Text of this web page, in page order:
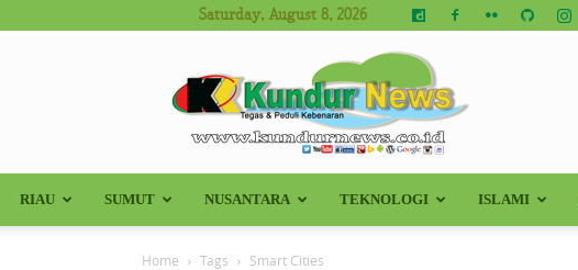
Saturday, August 8, 2026
Kundur
RIAU SUMUT NUSANTARA TEKNOLOGI ISLAMI
Home Tags Smart Cities